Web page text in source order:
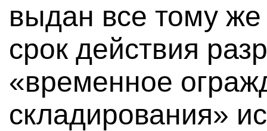
выдан все тому
срок действия
«временное
складирования»